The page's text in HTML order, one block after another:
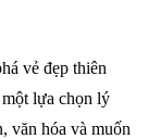
vẻ đẹp thiên
lựa chọn lý
văn hóa và muốn